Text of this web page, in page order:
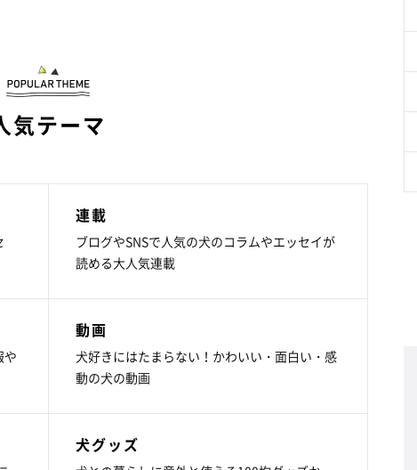
気テーマ
連載
ブログやSNSで人気の犬のコラムやエッセイが
読める大人気連載
や
動画
犬好きにはたまらない！かわいい・面白い・感
動の犬の動画
犬グッズ